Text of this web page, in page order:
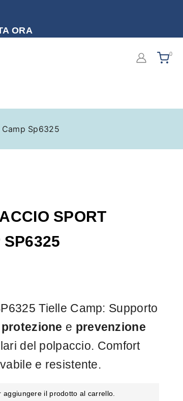
ORA
0
Sp6325
SPORT
Tielle Camp: Supporto
protezione e prevenzione
del polpaccio. Comfort
e resistente.
il prodotto al carrello.